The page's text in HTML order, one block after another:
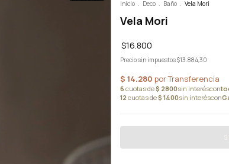
Inicio Deco Baño Vela Mori
Vela Mori
$16.800
Precio sin impuestos$13.884,30